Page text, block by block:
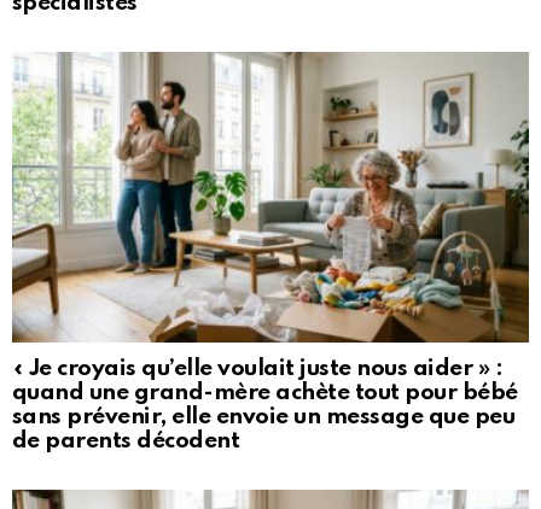
« Je croyais qu’elle voulait juste nous aider » :
quand une grand-mère achète tout pour bébé
sans prévenir, elle envoie un message que peu
de parents décodent